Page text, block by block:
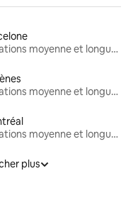
Locations moyenne et longue durée
Locations moyenne et longue durée
Locations moyenne et longue durée
plus